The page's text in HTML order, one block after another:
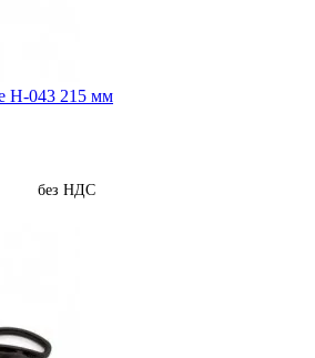
Н-043 215 мм
без НДС